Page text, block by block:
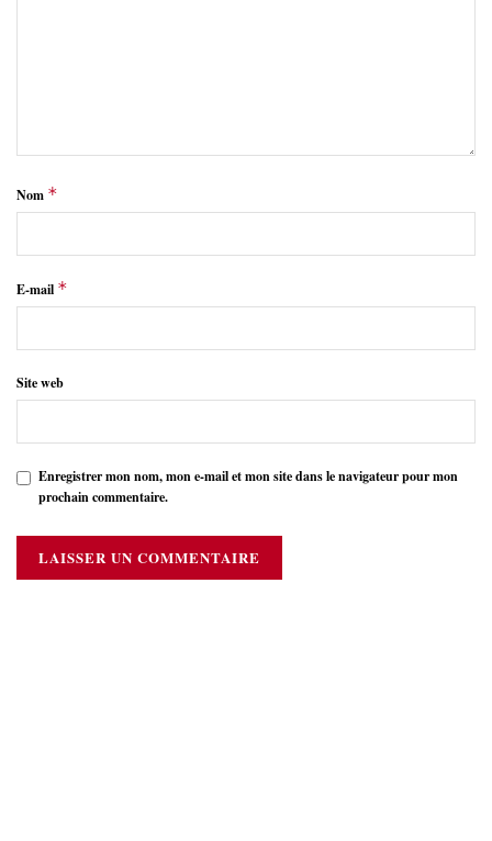
Nom *
E-mail *
Site web
Enregistrer mon nom, mon e-mail et mon site dans le navigateur pour mon
prochain commentaire.